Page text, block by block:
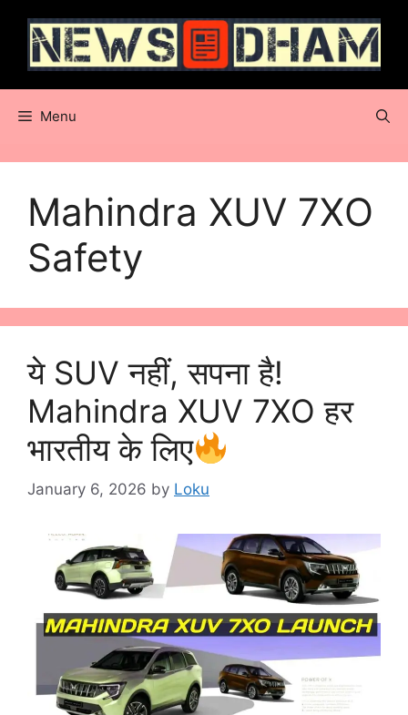
content
Menu
Mahindra XUV 7XO
Safety
ये SUV नहीं, सपना है!
Mahindra XUV 7XO हर
भारतीय के लिए
January 6, 2026 by Loku